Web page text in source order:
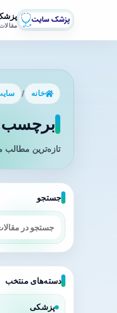
خانه /
برچسب:
تازه‌ترین
جستجو
دسته‌های منتخب
پزشکی